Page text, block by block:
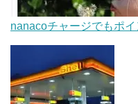
nanacoチャージでもポ